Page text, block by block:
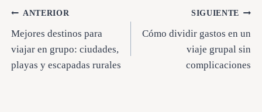
Navegación
de
entradas
ANTERIOR
Mejores destinos para
viajar en grupo: ciudades,
playas y escapadas rurales
SIGUIENTE
Cómo dividir gastos en un
viaje grupal sin
complicaciones